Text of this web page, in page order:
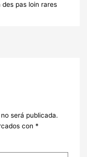
pas loin rares
será publicada.
con *